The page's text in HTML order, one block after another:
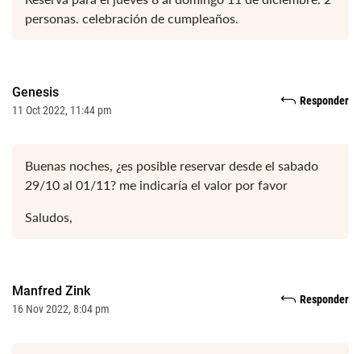
personas. celebración de cumpleaños.
Genesis
11 Oct 2022, 11:44 pm
Responder
Buenas noches, ¿es posible reservar desde el sabado
29/10 al 01/11? me indicaría el valor por favor
Saludos,
Manfred Zink
16 Nov 2022, 8:04 pm
Responder